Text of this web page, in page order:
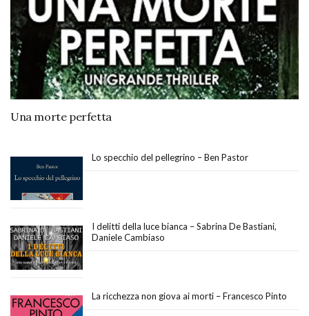
Una morte perfetta
Lo specchio del pellegrino – Ben Pastor
I delitti della luce bianca – Sabrina De Bastiani,
Daniele Cambiaso
La ricchezza non giova ai morti – Francesco Pinto